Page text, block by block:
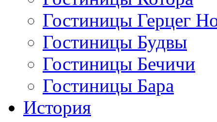
Гостиницы Герцег
Гостиницы Будвы
Гостиницы Бечичи
Гостиницы Бара
История